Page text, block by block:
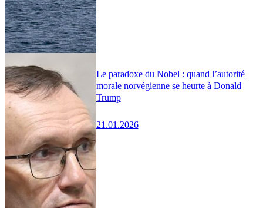
Le paradoxe du Nobel : quand l’autorité
morale norvégienne se heurte à Donald
Trump
21.01.2026